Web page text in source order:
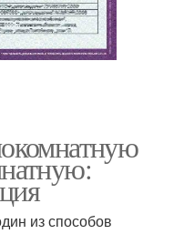
из способов